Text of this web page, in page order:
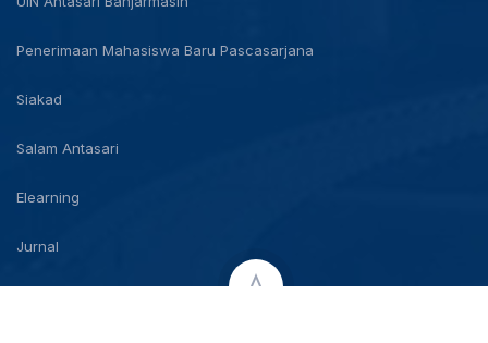
Penerimaan Mahasiswa Baru Pascasarjana
Siakad
Salam Antasari
Elearning
Jurnal